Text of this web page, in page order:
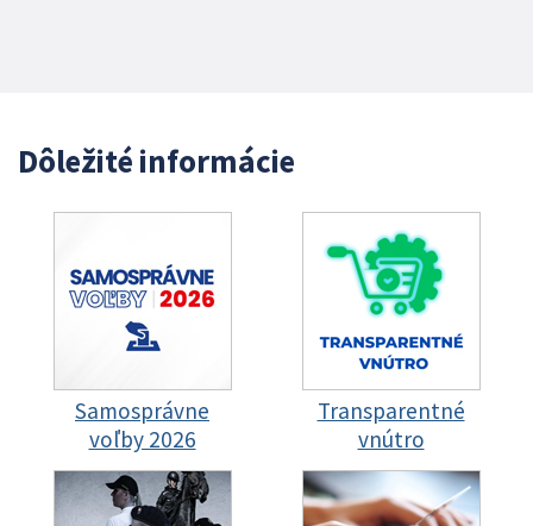
Dôležité informácie
Samosprávne
voľby 2026
Transparentné
vnútro